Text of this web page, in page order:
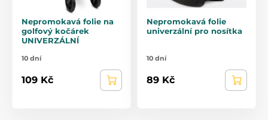
Nepromokavá folie na
golfový kočárek
UNIVERZÁLNÍ
10 dní
109 Kč
Nepromokavá folie
univerzální pro nosítka
10 dní
89 Kč